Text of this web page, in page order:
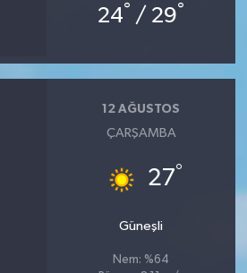
24° / 29°
12 AĞUSTOS
ÇARŞAMBA
27°
Güneşli
Nem: %64